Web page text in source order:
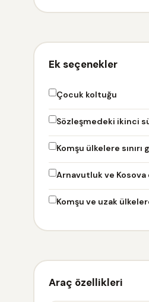
Ek seçenekler
Çocuk koltuğu
Sözleşmedeki ikinci
Komşu ülkelere
Arnavutluk ve Kosova
Komşu ve uzak
Araç özellikleri